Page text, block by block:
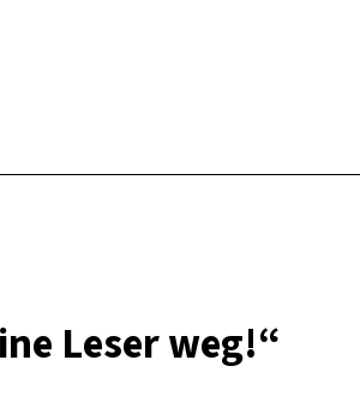
Leser weg!“